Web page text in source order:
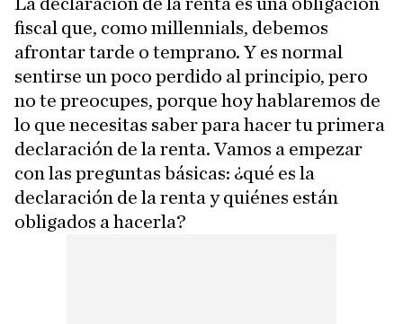
fiscal que, como millennials, debemos
afrontar tarde o temprano. Y es normal
sentirse un poco perdido al principio, pero
no te preocupes, porque hoy hablaremos de
lo que necesitas saber para hacer tu primera
declaración de la renta. Vamos a empezar
con las preguntas básicas: ¿qué es la
declaración de la renta y quiénes están
obligados a hacerla?